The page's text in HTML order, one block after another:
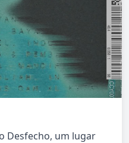
Desfecho, um lugar